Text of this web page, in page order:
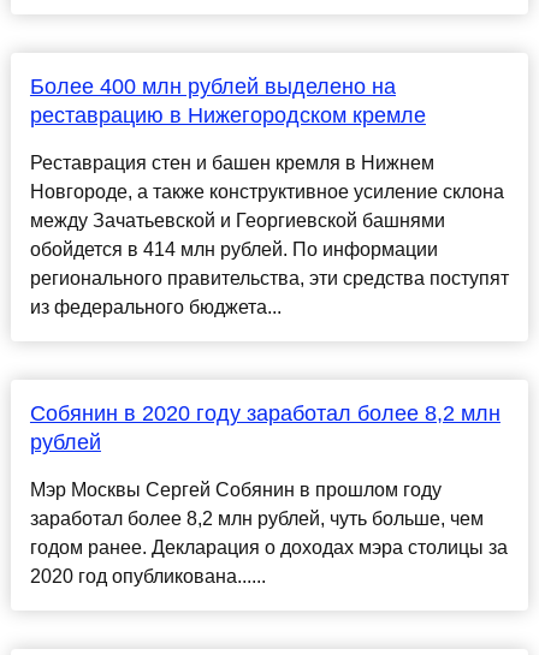
Более 400 млн рублей выделено на
реставрацию в Нижегородском кремле
Реставрация стен и башен кремля в Нижнем
Новгороде, а также конструктивное усиление склона
между Зачатьевской и Георгиевской башнями
обойдется в 414 млн рублей. По информации
регионального правительства, эти средства поступят
из федерального бюджета...
Собянин в 2020 году заработал более 8,2 млн
рублей
Мэр Москвы Сергей Собянин в прошлом году
заработал более 8,2 млн рублей, чуть больше, чем
годом ранее. Декларация о доходах мэра столицы за
2020 год опубликована......